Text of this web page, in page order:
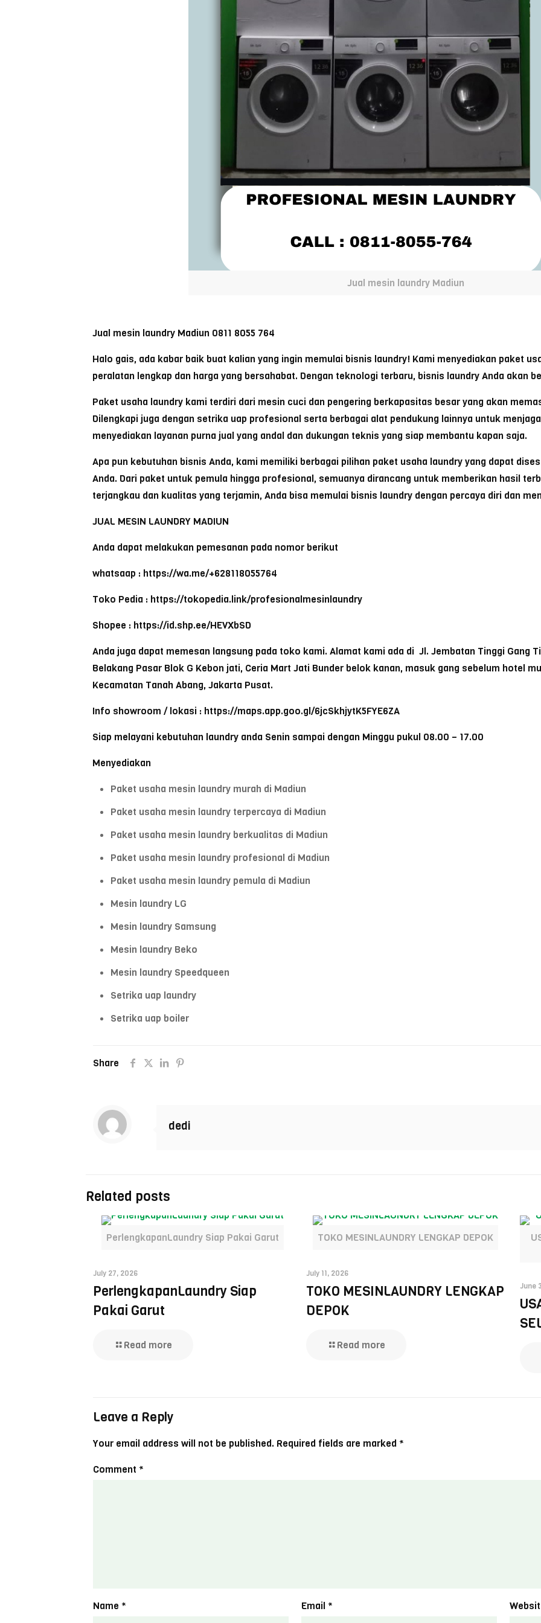
Jual mesin laundry Madiun
Jual mesin laundry Madiun 0811 8055 764
Halo gais, ada kabar baik buat kalian yang ingin memulai bisnis laundry! Kami menyediakan paket
peralatan lengkap dan harga yang bersahabat. Dengan teknologi terbaru, bisnis laundry Anda akan
Paket usaha laundry kami terdiri dari mesin cuci dan pengering berkapasitas besar yang akan
Dilengkapi juga dengan setrika uap profesional serta berbagai alat pendukung lainnya untuk
menyediakan layanan purna jual yang andal dan dukungan teknis yang siap membantu kapan saja.
Apa pun kebutuhan bisnis Anda, kami memiliki berbagai pilihan paket usaha laundry yang dapat
Anda. Dari paket untuk pemula hingga profesional, semuanya dirancang untuk memberikan hasil
terjangkau dan kualitas yang terjamin, Anda bisa memulai bisnis laundry dengan percaya diri dan
JUAL MESIN LAUNDRY MADIUN
Anda dapat melakukan pemesanan pada nomor berikut
whatsaap : https://wa.me/+628118055764
Toko Pedia : https://tokopedia.link/profesionalmesinlaundry
Shopee : https://id.shp.ee/HEVXbSD
Anda juga dapat memesan langsung pada toko kami. Alamat kami ada di Jl. Jembatan Tinggi Gang
Belakang Pasar Blok G Kebon jati, Ceria Mart Jati Bunder belok kanan, masuk gang sebelum hotel
Kecamatan Tanah Abang, Jakarta Pusat.
Info showroom / lokasi : https://maps.app.goo.gl/6jcSkhjytK5FYE6ZA
Siap melayani kebutuhan laundry anda Senin sampai dengan Minggu pukul 08.00 – 17.00
Menyediakan
Paket usaha mesin laundry murah di Madiun
Paket usaha mesin laundry terpercaya di Madiun
Paket usaha mesin laundry berkualitas di Madiun
Paket usaha mesin laundry profesional di Madiun
Paket usaha mesin laundry pemula di Madiun
Mesin laundry LG
Mesin laundry Samsung
Mesin laundry Beko
Mesin laundry Speedqueen
Setrika uap laundry
Setrika uap boiler
Share
dedi
Related posts
PerlengkapanLaundry Siap Pakai Garut
July 27, 2026
PerlengkapanLaundry Siap
Pakai Garut
Read more
TOKO MESINLAUNDRY LENGKAP DEPOK
July 11, 2026
TOKO MESINLAUNDRY LENGKAP
DEPOK
Read more
June
Leave a Reply
Your email address will not be published. Required fields are marked *
Comment *
Name * Email *